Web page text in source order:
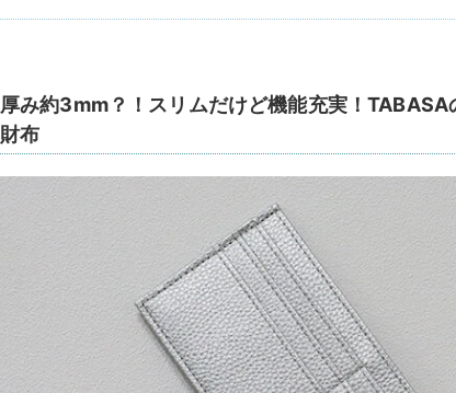
厚み約3mm？！スリムだけど機能充実！TABASA
財布